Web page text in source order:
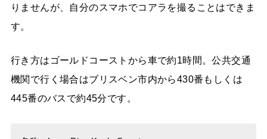
りませんが、自分のスマホでコアラを撮ることはできま
す。
行き方はゴールドコーストから車で約1時間。公共交通
機関で行く場合はブリスベン市内から430番もしくは
445番のバスで約45分です。